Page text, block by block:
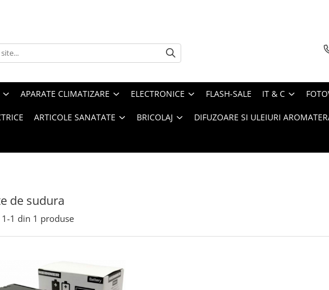
APARATE CLIMATIZARE ELECTRONICE FLASH-SALE IT & C
ARTICOLE SANATATE BRICOLAJ DIFUZOARE SI ULEIURI
de sudura
1-1 din 1 produse